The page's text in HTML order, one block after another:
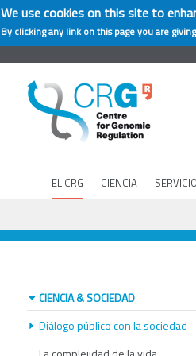
We use cookies on this site to
By clicking any link on this page you are
EL CRG CIENCIA
CIENCIA & SOCIEDAD
Diálogo público con la sociedad